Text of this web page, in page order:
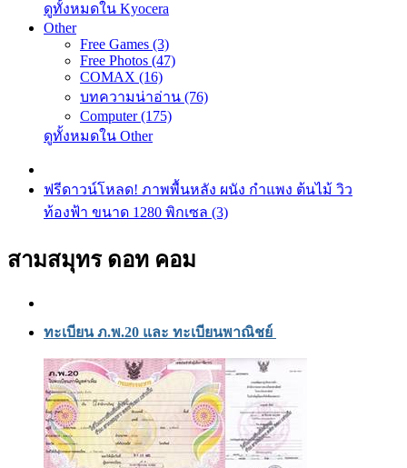
ดูทั้งหมดใน Kyocera
Other
Free Games (3)
Free Photos (47)
COMAX (16)
บทความน่าอ่าน (76)
Computer (175)
ดูทั้งหมดใน Other
ฟรีดาวน์โหลด! ภาพพื้นหลัง ผนัง กำแพง ต้นไม้ วิว
ท้องฟ้า ขนาด 1280 พิกเซล (3)
สามสมุทร ดอท คอม
ทะเบียน ภ.พ.20 และ ทะเบียนพาณิชย์